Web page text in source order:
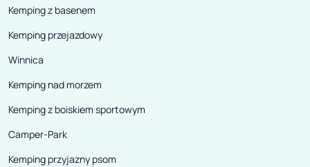
Kemping z basenem
Kemping przejazdowy
Winnica
Kemping nad morzem
Kemping z boiskiem sportowym
Camper-Park
Kemping przyjazny psom